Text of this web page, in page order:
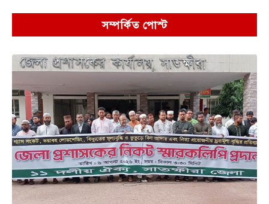
সম্পর্কিত পোস্ট